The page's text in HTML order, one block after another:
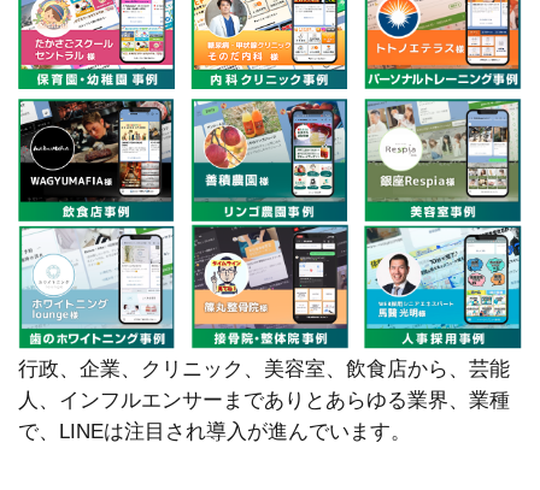
行政、企業、クリニック、美容室、飲食店から、芸能
人、インフルエンサーまでありとあらゆる業界、業種
で、LINEは注目され導入が進んでいます。